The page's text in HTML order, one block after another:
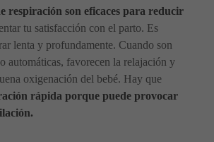
respiración son eficaces para reducir
tu satisfacción con el parto. Es
lenta y profundamente. Cuando son
automáticas, favorecen la relajación y
oxigenación del bebé. Hay que
rápida porque puede provocar